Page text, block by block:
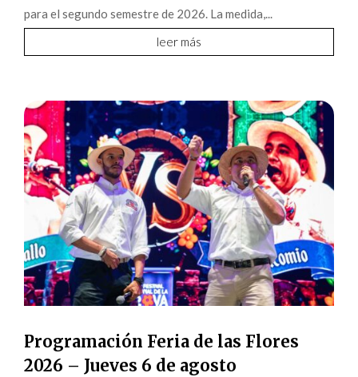
para el segundo semestre de 2026. La medida,...
leer más
Programación Feria de las Flores
2026 – Jueves 6 de agosto